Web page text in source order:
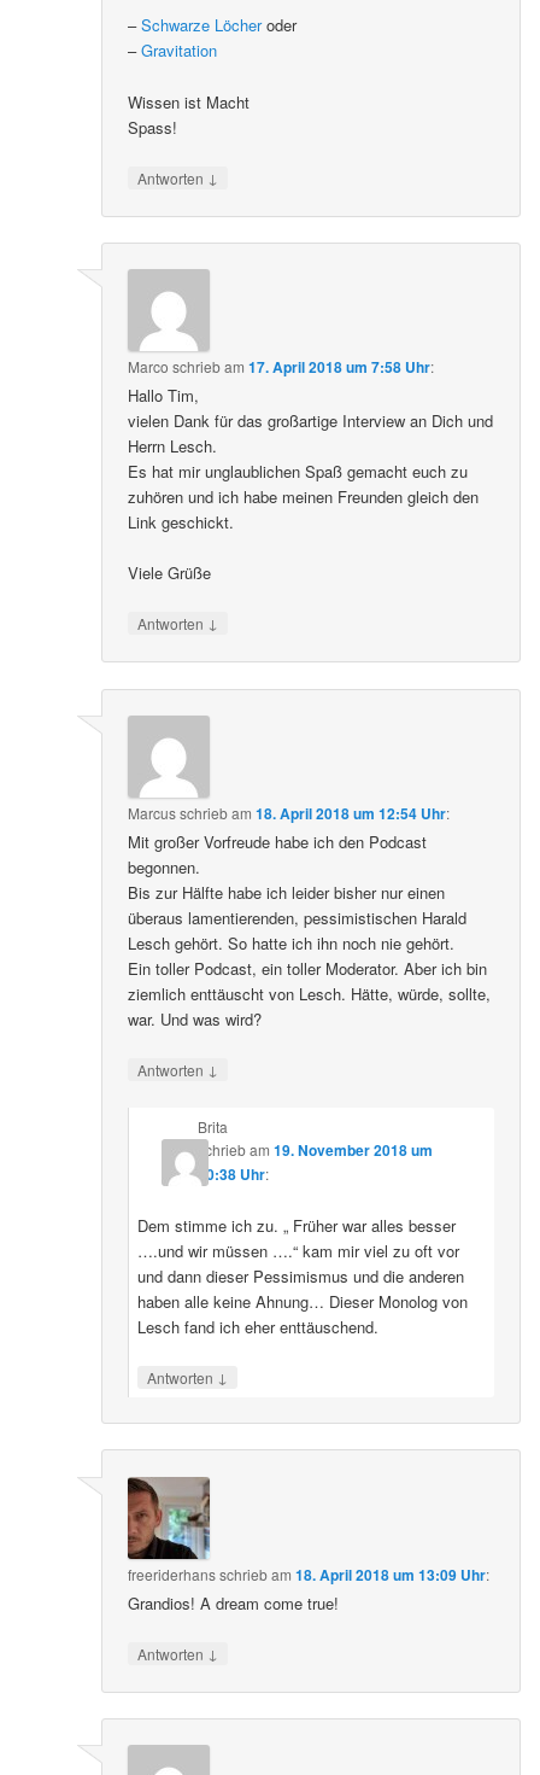
–Schwarze Löcheroder
–Gravitation
Wissen ist Macht
Spass!
Antworten ↓
Marco schriebam17. April 2018 um 7:58 Uhr:
Hallo Tim,
vielen Dank für das großartige Interview an Dich und
Herrn Lesch.
Es hat mir unglaublichen Spaß gemacht euch zu
zuhören und ich habe meinen Freunden gleich den
Link geschickt.
Viele Grüße
Antworten ↓
Marcusschriebam18. April 2018 um 12:54 Uhr:
Mit großer Vorfreude habe ich den Podcast
begonnen.
Bis zur Hälfte habe ich leider bisher nur einen
überaus lamentierenden, pessimistischen Harald
Lesch gehört. So hatte ich ihn noch nie gehört.
Ein toller Podcast, ein toller Moderator. Aber ich bin
ziemlich enttäuscht von Lesch. Hätte, würde, sollte,
war. Und was wird?
Antworten ↓
Brita
schriebam 19. November 2018 um
20:38 Uhr:
Dem stimme ich zu. „ Früher war alles besser
….und wir müssen ….“ kam mir viel zu oft vor
und dann dieser Pessimismus und die anderen
haben alle keine Ahnung… Dieser Monolog von
Lesch fand ich eher enttäuschend.
Antworten ↓
freeriderhansschriebam18. April 2018 um 13:09 Uhr:
Grandios! A dream come true!
Antworten ↓